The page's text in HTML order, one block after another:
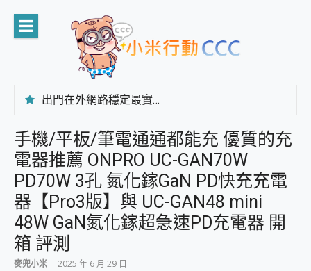
content
出門在外網路穩定最實在 「台灣大哥大」榮獲 4G/5G 在線率全球 NO.3 全台第一與全台六冠王實測心得，走到哪順到哪！
CP 值天花板~ Bongcom BS5 足球君開箱~ 短焦投影機 3千元就能擁有！ 折扣碼在這～
專為 PC上的 XBOX和掌機設計的 FireCuda X1070 SSD 固態硬碟開箱 評測
台灣製攝影機在這裡，100%全無線設計 SpotCam Solo Eco 太陽能防水雲端攝影機 SpotCam Solo 3 2.5K高畫質戶外攝影機 開箱 評測
電力超超超持久 MSI 微星 Prestige 14 AI+ D3MG-031TW 14吋 開箱評價，AI輕薄商務筆電 Copilot+ PC
超懂拍、耐用 AI 街拍機~ realme 16 Pro 開箱評價~ 2 億畫素 LumaColor 影像、持久續航與 IP69K 高防護
防窺黑科技 Galaxy S26 Ultra系列保護貼怎麼選？imos AR 低反光玻璃、藍寶石鏡頭貼與軍規防摔殼完整開箱評價
AI 支付 一錶搞定大小事 Xiaomi Watch 5 開箱 評測
手機/平板/筆電通通都能充 優質的充
電器推薦 ONPRO UC-GAN70W
PD70W 3孔 氮化鎵GaN PD快充充電
器【Pro3版】與 UC-GAN48 mini
48W GaN氮化鎵超急速PD充電器 開
箱 評測
麥兜小米 2025 年 6 月 29 日